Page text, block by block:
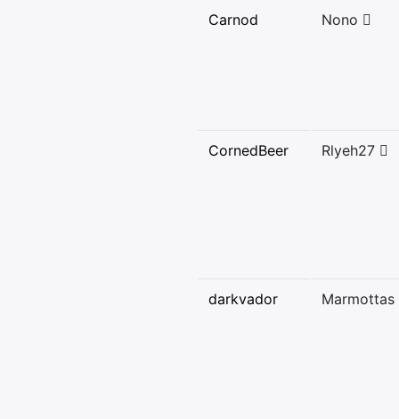
Carnod Nono
CornedBeer Rlyeh27
darkvador Marmottas